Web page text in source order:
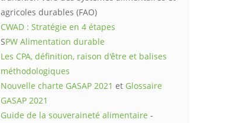
agricoles durables (FAO)
CWAD : Stratégie en 4 étapes
SPW Alimentation durable
Les CPA, définition, raison d'être et balises
méthodologiques
Nouvelle charte GASAP 2021 et Glossaire
GASAP 2021
Guide de la souveraineté alimentaire -